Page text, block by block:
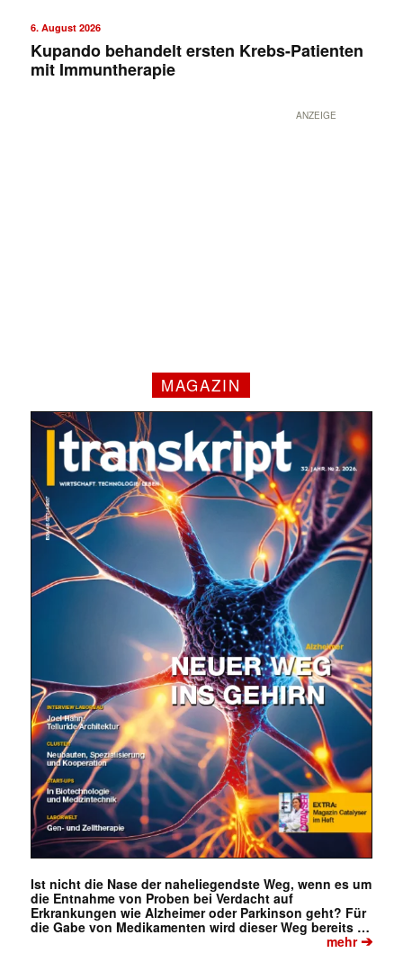
6. August 2026
Kupando behandelt ersten Krebs-Patienten
mit Immuntherapie
ANZEIGE
MAGAZIN
Ist nicht die Nase der naheliegendste Weg, wenn es um
die Entnahme von Proben bei Verdacht auf
Erkrankungen wie Alzheimer oder Parkinson geht? Für
die Gabe von Medikamenten wird dieser Weg bereits …
mehr➔